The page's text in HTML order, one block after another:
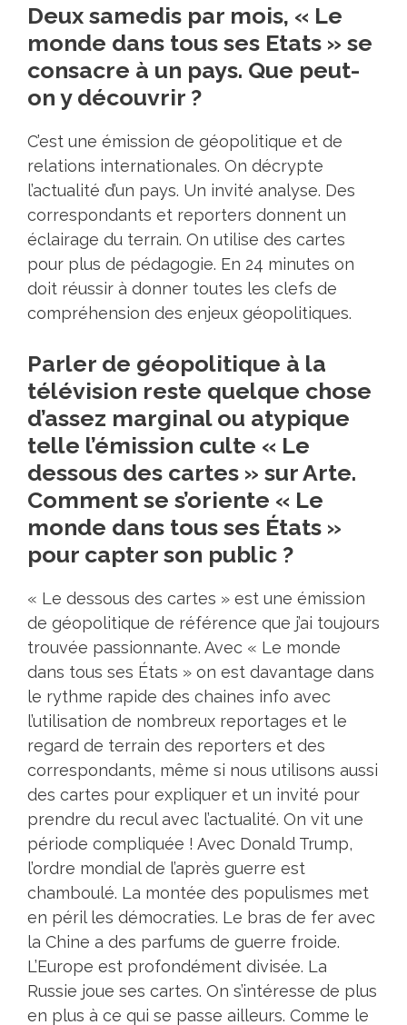
Deux samedis par mois, « Le
monde dans tous ses Etats » se
consacre à un pays. Que peut-
on y découvrir ?
C’est une émission de géopolitique et de
relations internationales. On décrypte
l’actualité d’un pays. Un invité analyse. Des
correspondants et reporters donnent un
éclairage du terrain. On utilise des cartes
pour plus de pédagogie. En 24 minutes on
doit réussir à donner toutes les clefs de
compréhension des enjeux géopolitiques.
Parler de géopolitique à la
télévision reste quelque chose
d’assez marginal ou atypique
telle l’émission culte « Le
dessous des cartes » sur Arte.
Comment se s’oriente « Le
monde dans tous ses États »
pour capter son public ?
« Le dessous des cartes » est une émission
de géopolitique de référence que j’ai toujours
trouvée passionnante. Avec « Le monde
dans tous ses États » on est davantage dans
le rythme rapide des chaines info avec
l’utilisation de nombreux reportages et le
regard de terrain des reporters et des
correspondants, même si nous utilisons aussi
des cartes pour expliquer et un invité pour
prendre du recul avec l’actualité. On vit une
période compliquée ! Avec Donald Trump,
l’ordre mondial de l’après guerre est
chamboulé. La montée des populismes met
en péril les démocraties. Le bras de fer avec
la Chine a des parfums de guerre froide.
L’Europe est profondément divisée. La
Russie joue ses cartes. On s’intéresse de plus
en plus à ce qui se passe ailleurs. Comme le